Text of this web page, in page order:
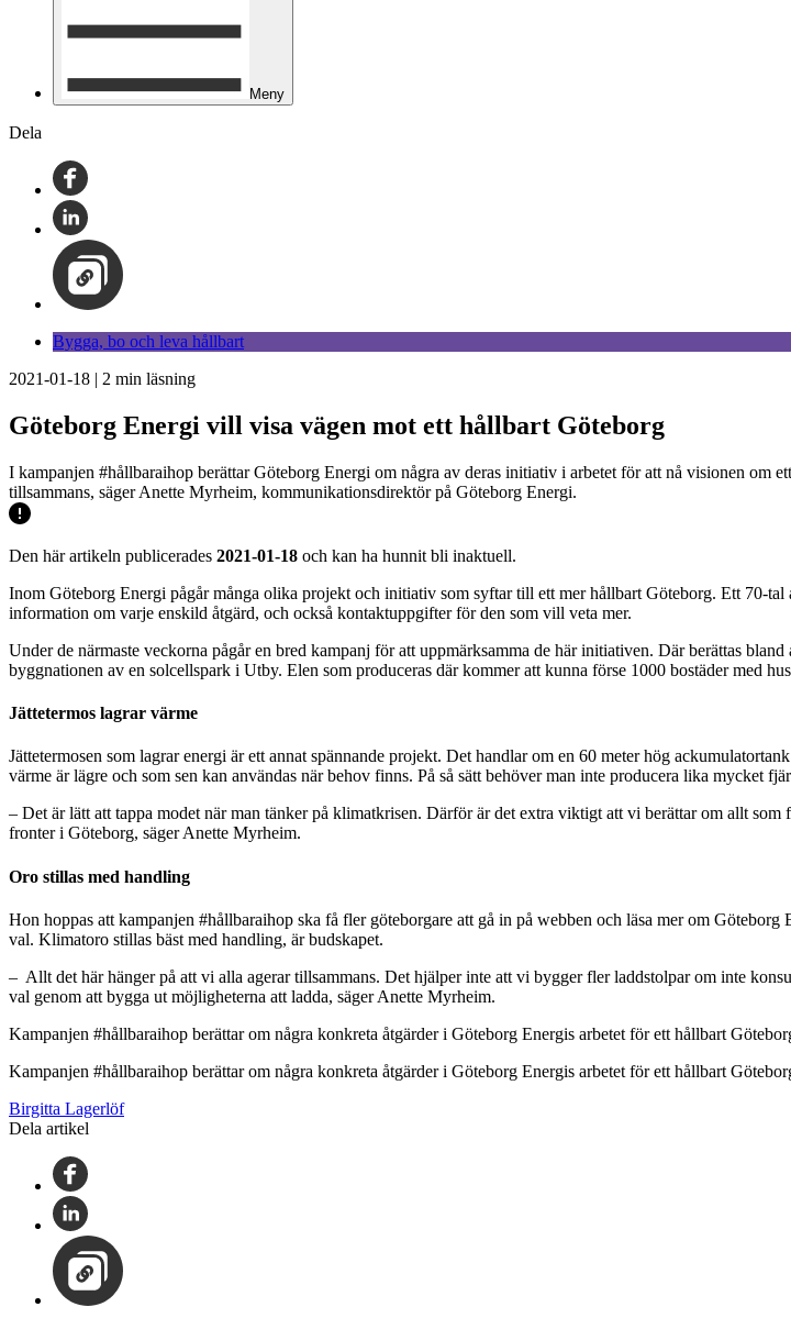
Meny
Dela
Bygga, bo och leva hållbart
2021-01-18 | 2 min läsning
Göteborg Energi vill visa vägen mot ett hållbart Göteborg
I kampanjen #hållbaraihop berättar Göteborg Energi om några av deras initiativ i arbetet för att nå visionen om
tillsammans, säger Anette Myrheim, kommunikationsdirektör på Göteborg Energi.
Den här artikeln publicerades 2021-01-18 och kan ha hunnit bli inaktuell.
Inom Göteborg Energi pågår många olika projekt och initiativ som syftar till ett mer hållbart Göteborg. Ett 70-tal
information om varje enskild åtgärd, och också kontaktuppgifter för den som vill veta mer.
Under de närmaste veckorna pågår en bred kampanj för att uppmärksamma de här initiativen. Där berättas
byggnationen av en solcellspark i Utby. Elen som produceras där kommer att kunna förse 1000 bostäder med
Jättetermos lagrar värme
Jättetermosen som lagrar energi är ett annat spännande projekt. Det handlar om en 60 meter hög
värme är lägre och som sen kan användas när behov finns. På så sätt behöver man inte producera lika mycket
– Det är lätt att tappa modet när man tänker på klimatkrisen. Därför är det extra viktigt att vi berättar om allt
fronter i Göteborg, säger Anette Myrheim.
Oro stillas med handling
Hon hoppas att kampanjen #hållbaraihop ska få fler göteborgare att gå in på webben och läsa mer om
val. Klimatoro stillas bäst med handling, är budskapet.
– Allt det här hänger på att vi alla agerar tillsammans. Det hjälper inte att vi bygger fler laddstolpar om inte
val genom att bygga ut möjligheterna att ladda, säger Anette Myrheim.
Kampanjen #hållbaraihop berättar om några konkreta åtgärder i Göteborg Energis arbetet för ett hållbart
Kampanjen #hållbaraihop berättar om några konkreta åtgärder i Göteborg Energis arbetet för ett hållbart
Birgitta Lagerlöf
Dela artikel